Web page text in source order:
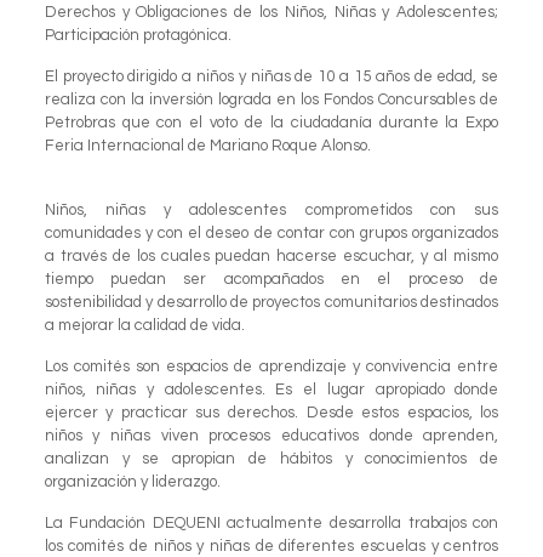
Derechos y Obligaciones de los Niños, Niñas y Adolescentes;
Participación protagónica.
El proyecto dirigido a niños y niñas de 10 a 15 años de edad, se
realiza con la inversión lograda en los Fondos Concursables de
Petrobras que con el voto de la ciudadanía durante la Expo
Feria Internacional de Mariano Roque Alonso.
Niños, niñas y adolescentes comprometidos con sus
comunidades y con el deseo de contar con grupos organizados
a través de los cuales puedan hacerse escuchar, y al mismo
tiempo puedan ser acompañados en el proceso de
sostenibilidad y desarrollo de proyectos comunitarios destinados
a mejorar la calidad de vida.
Los comités son espacios de aprendizaje y convivencia entre
niños, niñas y adolescentes. Es el lugar apropiado donde
ejercer y practicar sus derechos. Desde estos espacios, los
niños y niñas viven procesos educativos donde aprenden,
analizan y se apropian de hábitos y conocimientos de
organización y liderazgo.
La Fundación DEQUENI actualmente desarrolla trabajos con
los comités de niños y niñas de diferentes escuelas y centros